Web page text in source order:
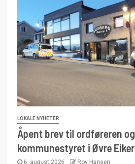
LOKALE NYHETER
Åpent brev til ordføreren og
kommunestyret i Øvre Eiker
6. august 2026 Roy Hansen